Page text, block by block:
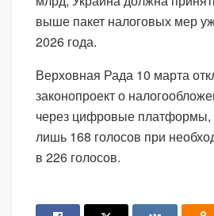
выше пакет налоговых мер
2026 года.
Верховная Рада 10 марта
законопроект о
через цифровые платформы,
лишь 168 голосов при
в 226 голосов.